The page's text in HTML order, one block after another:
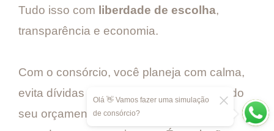
Tudo isso com liberdade de escolha,
transparência e economia.
Com o consórcio, você planeja com calma,
evita dívidas caras e mantém o controle do
seu orçamento, sabendo exatamente
Olá 👋 Vamos fazer uma simulação
de consórcio?